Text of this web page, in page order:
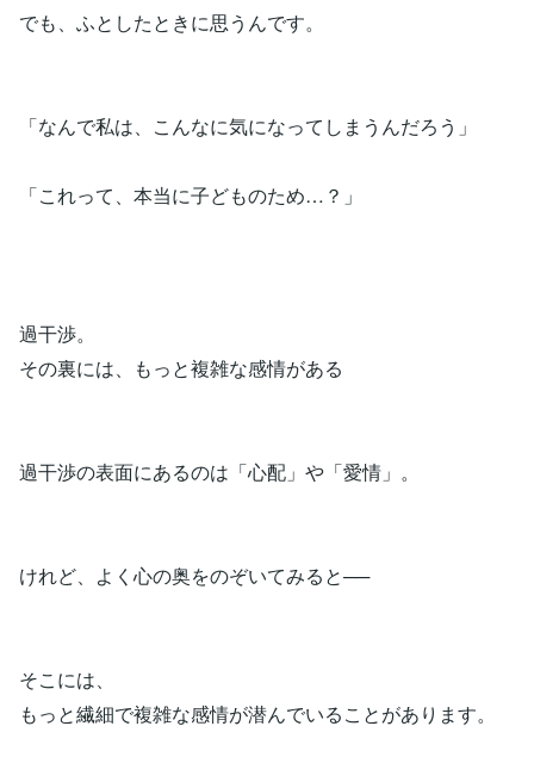
でも、ふとしたときに思うんです。
「なんで私は、こんなに気になってしまうんだろう」
「これって、本当に子どものため…？」
過干渉。
その裏には、もっと複雑な感情がある
過干渉の表面にあるのは「心配」や「愛情」。
けれど、よく心の奥をのぞいてみると──
そこには、
もっと繊細で複雑な感情が潜んでいることがあります。